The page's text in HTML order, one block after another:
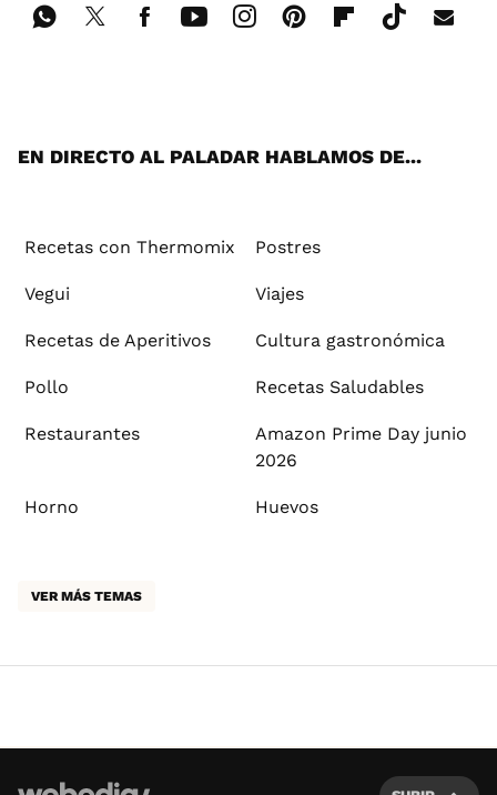
EN DIRECTO AL PALADAR HABLAMOS DE...
Recetas con Thermomix Postres
Vegui Viajes
Recetas de Aperitivos Cultura gastronómica
Pollo Recetas Saludables
Restaurantes
Amazon Prime Day junio
2026
Horno Huevos
VER MÁS TEMAS